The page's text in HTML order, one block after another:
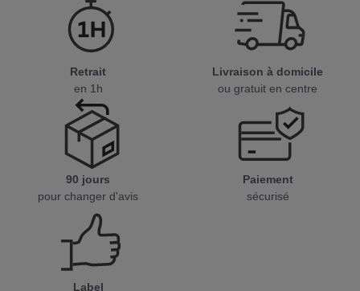
Retrait
en 1h
Livraison à domicile
ou gratuit en centre
90 jours
pour changer d'avis
Paiement
sécurisé
Label